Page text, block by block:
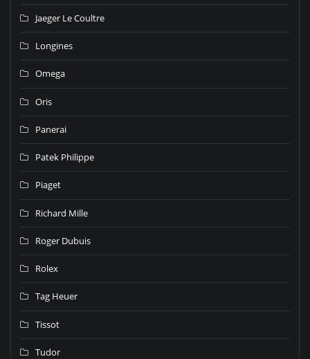
Jaeger Le Coultre
Longines
Omega
Oris
Panerai
Patek Philippe
Piaget
Richard Mille
Roger Dubuis
Rolex
Tag Heuer
Tissot
Tudor